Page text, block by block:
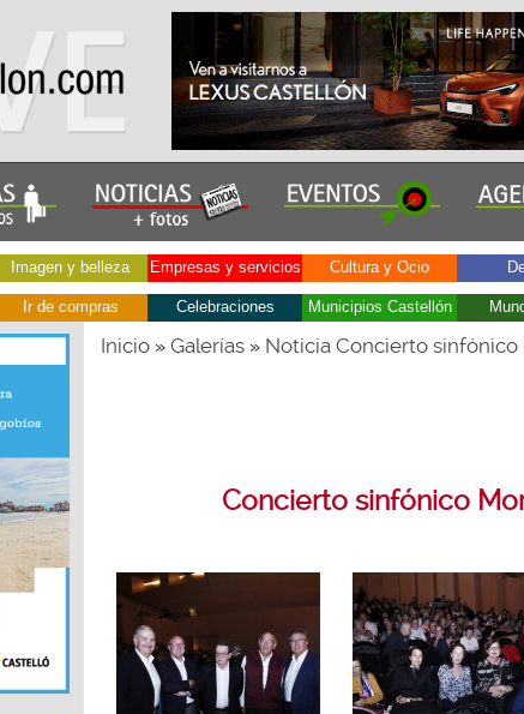
Imagen y belleza Empresas y servicios Cultura y Ocio
Ir de compras Celebraciones Municipios Castellón
Inicio» Galerías» Noticia Concierto sinfónico
Concierto sinfónico